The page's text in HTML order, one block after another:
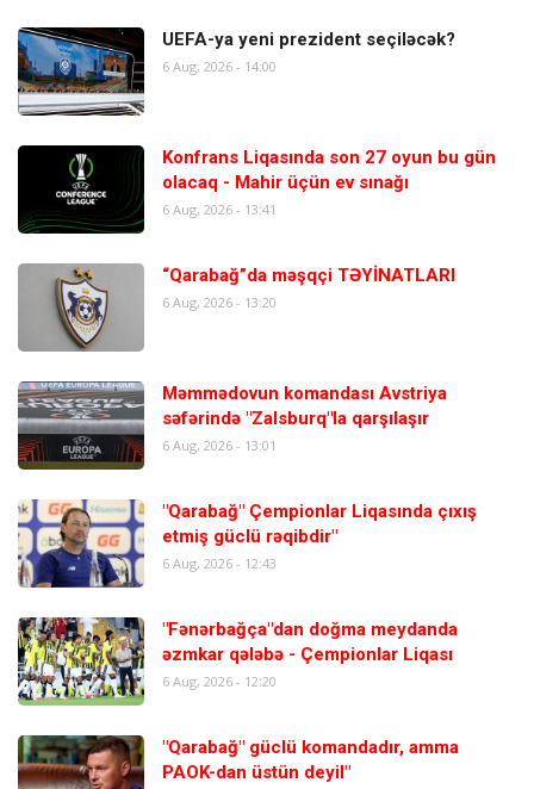
UEFA-ya yeni prezident seçiləcək?
6 Aug, 2026 - 14:00
Konfrans Liqasında son 27 oyun bu gün
olacaq - Mahir üçün ev sınağı
6 Aug, 2026 - 13:41
“Qarabağ”da məşqçi TƏYİNATLARI
6 Aug, 2026 - 13:20
Məmmədovun komandası Avstriya
səfərində "Zalsburq"la qarşılaşır
6 Aug, 2026 - 13:01
"Qarabağ" Çempionlar Liqasında çıxış
etmiş güclü rəqibdir"
6 Aug, 2026 - 12:43
"Fənərbağça"dan doğma meydanda
əzmkar qələbə - Çempionlar Liqası
6 Aug, 2026 - 12:20
"Qarabağ" güclü komandadır, amma
PAOK-dan üstün deyil"